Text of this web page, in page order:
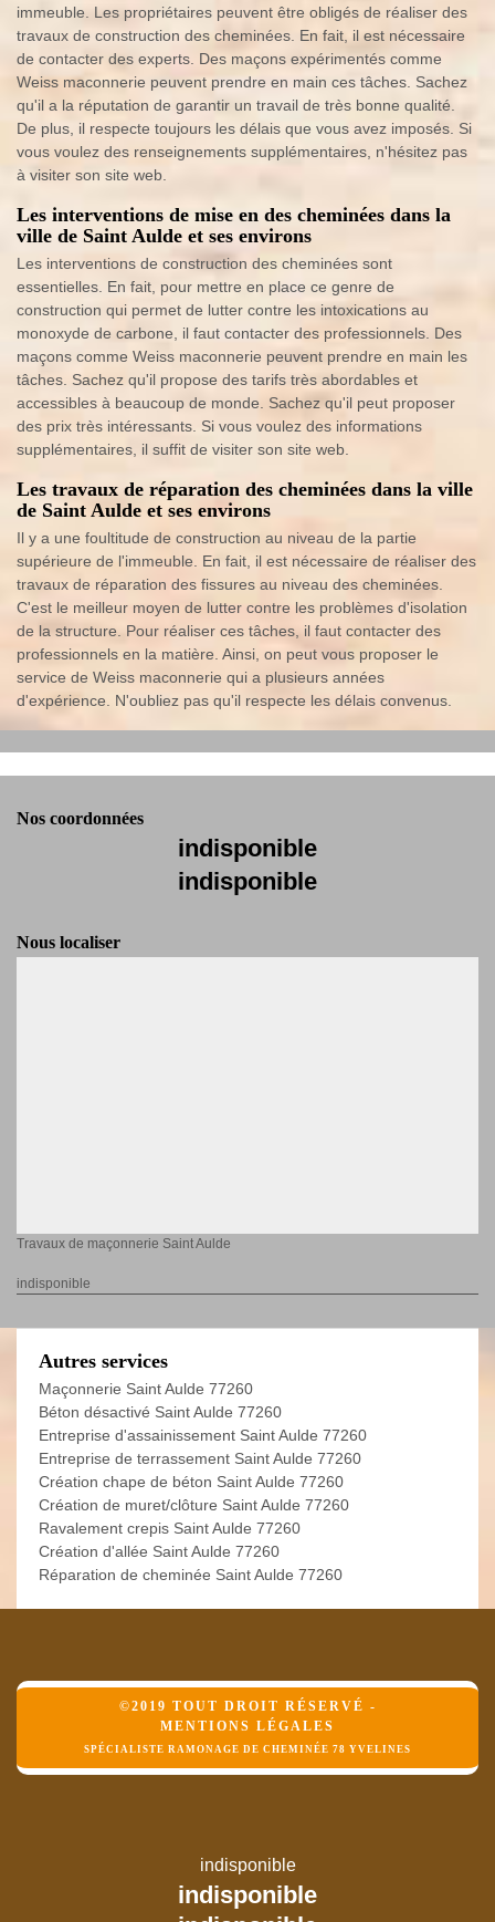
immeuble. Les propriétaires peuvent être obligés de réaliser des
travaux de construction des cheminées. En fait, il est nécessaire
de contacter des experts. Des maçons expérimentés comme
Weiss maconnerie peuvent prendre en main ces tâches. Sachez
qu'il a la réputation de garantir un travail de très bonne qualité.
De plus, il respecte toujours les délais que vous avez imposés. Si
vous voulez des renseignements supplémentaires, n'hésitez pas
à visiter son site web.
Les interventions de mise en des cheminées dans la
ville de Saint Aulde et ses environs
Les interventions de construction des cheminées sont
essentielles. En fait, pour mettre en place ce genre de
construction qui permet de lutter contre les intoxications au
monoxyde de carbone, il faut contacter des professionnels. Des
maçons comme Weiss maconnerie peuvent prendre en main les
tâches. Sachez qu'il propose des tarifs très abordables et
accessibles à beaucoup de monde. Sachez qu'il peut proposer
des prix très intéressants. Si vous voulez des informations
supplémentaires, il suffit de visiter son site web.
Les travaux de réparation des cheminées dans la ville
de Saint Aulde et ses environs
Il y a une foultitude de construction au niveau de la partie
supérieure de l'immeuble. En fait, il est nécessaire de réaliser des
travaux de réparation des fissures au niveau des cheminées.
C'est le meilleur moyen de lutter contre les problèmes d'isolation
de la structure. Pour réaliser ces tâches, il faut contacter des
professionnels en la matière. Ainsi, on peut vous proposer le
service de Weiss maconnerie qui a plusieurs années
d'expérience. N'oubliez pas qu'il respecte les délais convenus.
Nos coordonnées
indisponible
indisponible
Nous localiser
Travaux de maçonnerie Saint Aulde
indisponible
Autres services
Maçonnerie Saint Aulde 77260
Béton désactivé Saint Aulde 77260
Entreprise d'assainissement Saint Aulde 77260
Entreprise de terrassement Saint Aulde 77260
Création chape de béton Saint Aulde 77260
Création de muret/clôture Saint Aulde 77260
Ravalement crepis Saint Aulde 77260
Création d'allée Saint Aulde 77260
Réparation de cheminée Saint Aulde 77260
©2019 TOUT DROIT RÉSERVÉ -
MENTIONS LÉGALES
SPÉCIALISTE RAMONAGE DE CHEMINÉE 78 YVELINES
indisponible
indisponible